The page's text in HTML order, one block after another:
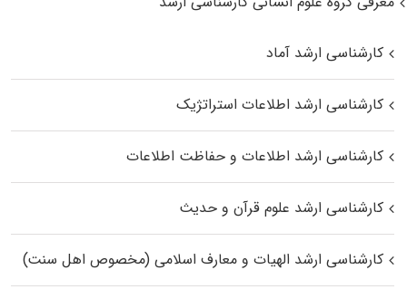
کارشناسی ارشد آماد
کارشناسی ارشد اطلاعات استراتژیک
کارشناسی ارشد اطلاعات و حفاظت اطلاعات
کارشناسی ارشد علوم قرآن و حدیث
کارشناسی ارشد الهیات و معارف اسلامی (مخصوص اهل سنت)